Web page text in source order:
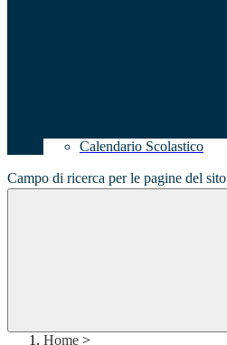
Calendario Scolastico
Campo di ricerca per le pagine del sito
Home >